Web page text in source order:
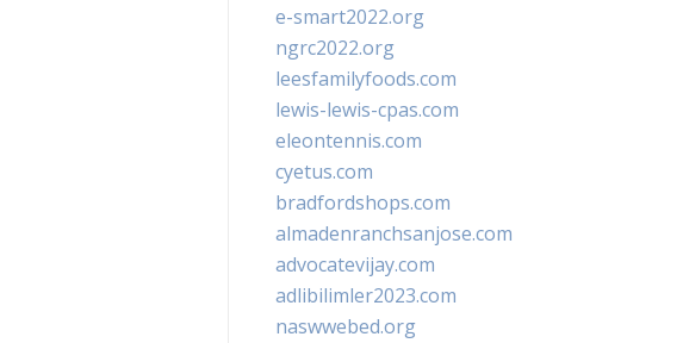
e-smart2022.org
ngrc2022.org
leesfamilyfoods.com
lewis-lewis-cpas.com
eleontennis.com
cyetus.com
bradfordshops.com
almadenranchsanjose.com
advocatevijay.com
adlibilimler2023.com
naswwebed.org